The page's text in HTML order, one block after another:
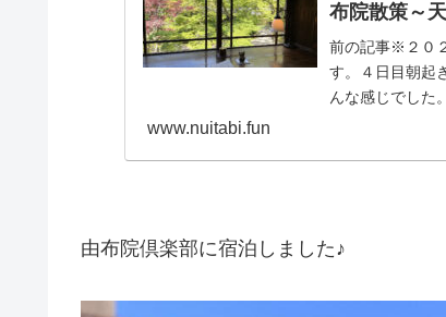
布院散策～
前の記事※２０
す。４日目朝起
んな感じでした
www.nuitabi.fun
由布院倶楽部に宿泊しました♪